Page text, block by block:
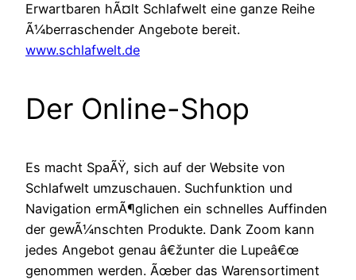
Erwartbaren hÃ¤lt Schlafwelt eine ganze Reihe
Ã¼berraschender Angebote bereit.
www.schlafwelt.de
Der Online-Shop
Es macht SpaÃŸ, sich auf der Website von
Schlafwelt umzuschauen. Suchfunktion und
Navigation ermÃ¶glichen ein schnelles Auffinden
der gewÃ¼nschten Produkte. Dank Zoom kann
jedes Angebot genau â€žunter die Lupeâ€œ
genommen werden. Ãœber das Warensortiment